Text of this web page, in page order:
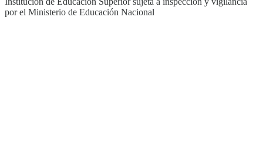
por el Ministerio de Educación Nacional